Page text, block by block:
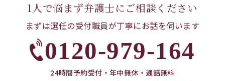
1人で悩まず弁護士にご相談ください
まずは選任の受付職員が丁寧にお話を伺います
0120-979-164
24時間予約受付・年中無休・通話無料